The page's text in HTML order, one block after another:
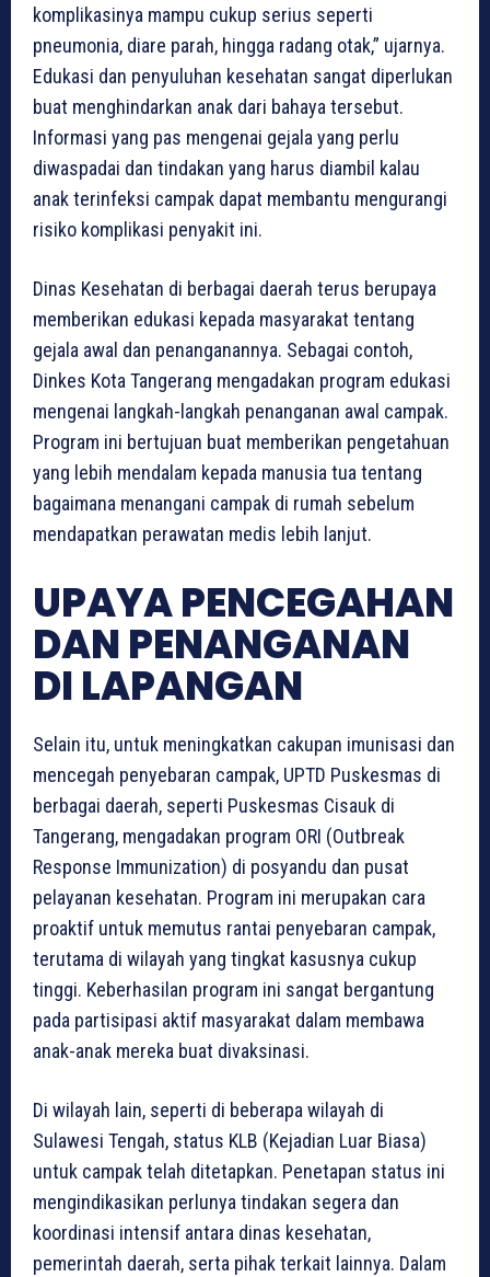
komplikasinya mampu cukup serius seperti
pneumonia, diare parah, hingga radang otak,” ujarnya.
Edukasi dan penyuluhan kesehatan sangat diperlukan
buat menghindarkan anak dari bahaya tersebut.
Informasi yang pas mengenai gejala yang perlu
diwaspadai dan tindakan yang harus diambil kalau
anak terinfeksi campak dapat membantu mengurangi
risiko komplikasi penyakit ini.
Dinas Kesehatan di berbagai daerah terus berupaya
memberikan edukasi kepada masyarakat tentang
gejala awal dan penanganannya. Sebagai contoh,
Dinkes Kota Tangerang mengadakan program edukasi
mengenai langkah-langkah penanganan awal campak.
Program ini bertujuan buat memberikan pengetahuan
yang lebih mendalam kepada manusia tua tentang
bagaimana menangani campak di rumah sebelum
mendapatkan perawatan medis lebih lanjut.
UPAYA PENCEGAHAN
DAN PENANGANAN
DI LAPANGAN
Selain itu, untuk meningkatkan cakupan imunisasi dan
mencegah penyebaran campak, UPTD Puskesmas di
berbagai daerah, seperti Puskesmas Cisauk di
Tangerang, mengadakan program ORI (Outbreak
Response Immunization) di posyandu dan pusat
pelayanan kesehatan. Program ini merupakan cara
proaktif untuk memutus rantai penyebaran campak,
terutama di wilayah yang tingkat kasusnya cukup
tinggi. Keberhasilan program ini sangat bergantung
pada partisipasi aktif masyarakat dalam membawa
anak-anak mereka buat divaksinasi.
Di wilayah lain, seperti di beberapa wilayah di
Sulawesi Tengah, status KLB (Kejadian Luar Biasa)
untuk campak telah ditetapkan. Penetapan status ini
mengindikasikan perlunya tindakan segera dan
koordinasi intensif antara dinas kesehatan,
pemerintah daerah, serta pihak terkait lainnya. Dalam